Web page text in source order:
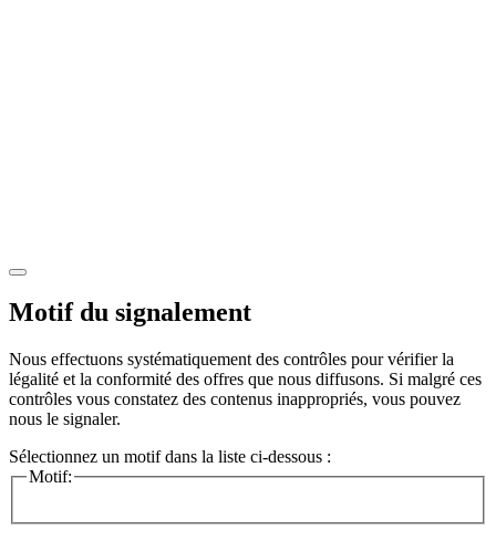
Motif du signalement
Nous effectuons systématiquement des contrôles pour vérifier la
légalité et la conformité des offres que nous diffusons. Si malgré ces
contrôles vous constatez des contenus inappropriés, vous pouvez
nous le signaler.
Sélectionnez un motif dans la liste ci-dessous :
Motif: